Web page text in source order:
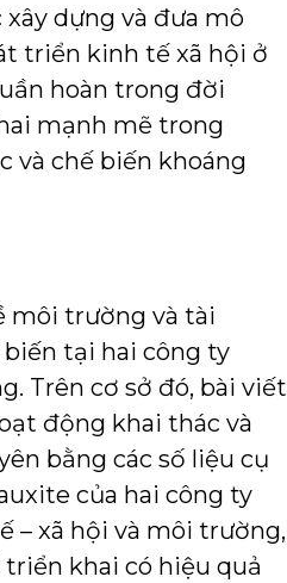
dựng và đưa mô
triển kinh tế xã hội ở
hoàn trong đời
mạnh mẽ trong
và chế biến khoáng
môi trường và tài
tại hai công ty
Trên cơ sở đó, bài viết
động khai thác và
bằng các số liệu cụ
của hai công ty
– xã hội và môi trường,
khai có hiệu quả